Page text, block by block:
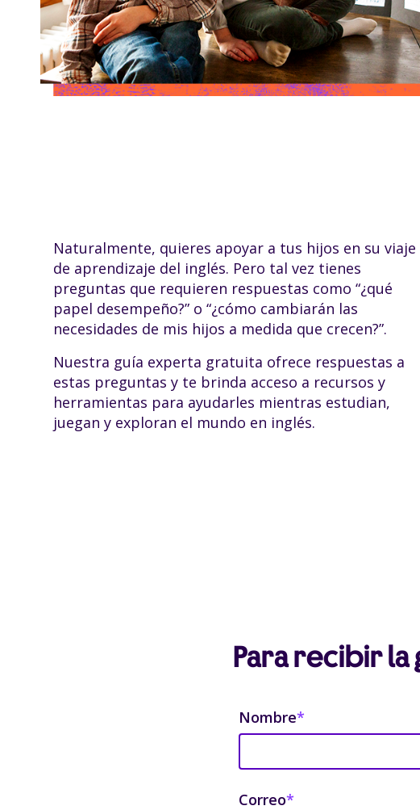
Naturalmente, quieres apoyar a tus hijos en su viaje
de aprendizaje del inglés. Pero tal vez tienes
preguntas que requieren respuestas como “¿qué
papel desempeño?” o “¿cómo cambiarán las
necesidades de mis hijos a medida que crecen?”.
Nuestra guía experta gratuita ofrece respuestas a
estas preguntas y te brinda acceso a recursos y
herramientas para ayudarles mientras estudian,
juegan y exploran el mundo en inglés.
Para recibir
Nombre*
Correo*